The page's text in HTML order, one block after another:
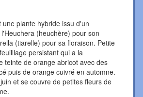
une plante hybride issu d'un
(heuchère) pour son
(tiarelle) pour sa floraison. Petite
persistant qui a la
teinte de orange abricot avec des
puis de orange cuivré en automne.
et se couvre de petites fleurs de